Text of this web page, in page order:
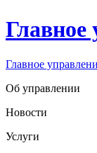
Главное
Главное
Об управлении
Новости
Услуги